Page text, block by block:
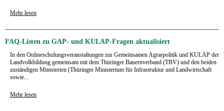
Mehr lesen
FAQ-Listen zu GAP- und KULAP-Fragen aktualisiert
In den Onlineschulungsveranstaltungen zur Gemeinsamen Agrarpolitik und KULAP der
Landvolkbildung gemeinsam mit dem Thüringer Bauernverband (TBV) und den beiden
zuständigen Ministerien (Thüringer Ministerium für Infrastruktur und Landwirtschaft
sowie...
Mehr lesen